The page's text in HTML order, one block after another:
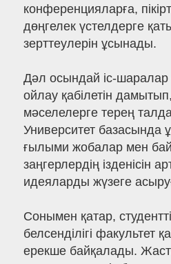
конференцияларға,
дөңгелек үстелдерге
зерттеулерін ұсынады.
Дәл осындай іс-
ойлау қабілетін
мәселелерге терең
Университет
ғылыми жобалар мен
заңгерлердің ізденісін
идеяларды жүзеге
Сонымен қатар,
белсенділігі факультет
ерекше байқалады.